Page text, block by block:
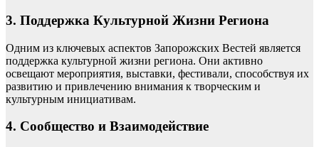
3. Поддержка Культурной Жизни Региона
Одним из ключевых аспектов Запорожских Вестей является
поддержка культурной жизни региона. Они активно
освещают мероприятия, выставки, фестивали, способствуя их
развитию и привлечению внимания к творческим и
культурным инициативам.
4. Сообщество и Взаимодействие